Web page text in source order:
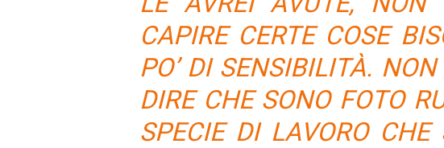
CAPIRE CERTE COSE
PO’ DI SENSIBILITÀ.
DIRE CHE SONO FOTO
SPECIE DI LAVORO CHE